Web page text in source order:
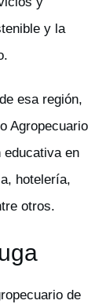
y la
esa región,
Agropecuario
educativa en
hotelería,
otros.
de